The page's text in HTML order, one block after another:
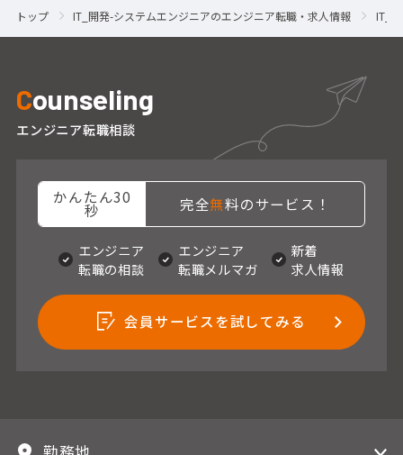
トップ IT_開発-システムエンジニアのエンジニア転職・求人情報 IT_
Counseling
エンジニア転職相談
かんたん30
秒 完全無料のサービス！
エンジニア
転職の相談
エンジニア
転職メルマガ
新着
求人情報
会員サービスを試してみる